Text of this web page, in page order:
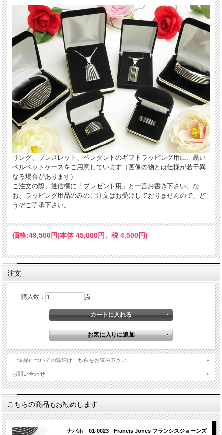
リング、ブレスレット、ペンダントのギフトラッピング用に、黒い
ベルベットケースをご用意しています（画像の物とは仕様が若干異
なる場合があります）
ご注文の際、通信欄に「プレゼント用」と一言お書き下さい。な
お、ラッピング用品のみのご注文はお受けしておりませんので、ど
うぞご了承下さい。
価格:49,500円(本体 45,000円、税 4,500円)
注文
購入数： 点
ご返品についての詳細はこちらをお読み下さい
お問い合わせ
こちらの商品もお勧めします
ナバホ 01-0023 Francis Jones フランシスジョーンズ